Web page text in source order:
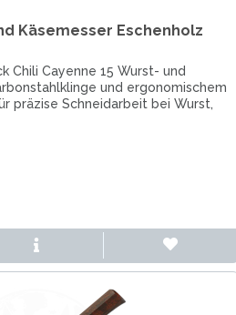
Käsemesser Eschenholz
Chili Cayenne 15 Wurst- und
und ergonomischem
präzise Schneidarbeit bei Wurst,